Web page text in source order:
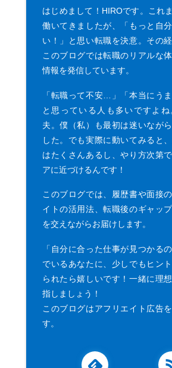
はじめまして！HIROです。これ
働いてきましたが、「もっと自
い！」と思い転職を決意。その経
このブログでは転職のリアルな
情報を発信しています。
「転職って不安…」「本当にうま
と思っている人も多いですよ
夫。僕（私）も最初は迷いなが
した。でも実際に動いてみると
はたくさんあるし、やり方次第
アに近づけるんです！
このブログでは、履歴書や面接
イトの活用法、転職後のギャッ
を交えながらお届けします。
「自分に合った仕事が見つかる
でいるあなたに、少しでもヒン
られたら嬉しいです！一緒に理
指しましょう！
このブログはアフリエイト広告
す。